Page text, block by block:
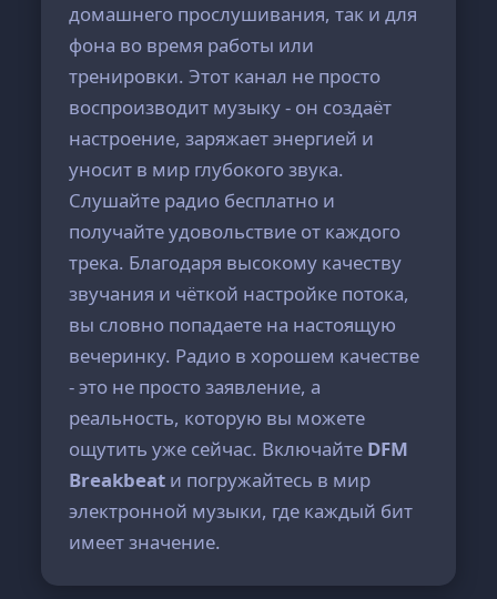
домашнего прослушивания, так и для
фона во время работы или
тренировки. Этот канал не просто
воспроизводит музыку - он создаёт
настроение, заряжает энергией и
уносит в мир глубокого звука.
Слушайте радио бесплатно и
получайте удовольствие от каждого
трека. Благодаря высокому качеству
звучания и чёткой настройке потока,
вы словно попадаете на настоящую
вечеринку. Радио в хорошем качестве
- это не просто заявление, а
реальность, которую вы можете
ощутить уже сейчас. Включайте DFM
Breakbeat и погружайтесь в мир
электронной музыки, где каждый бит
имеет значение.